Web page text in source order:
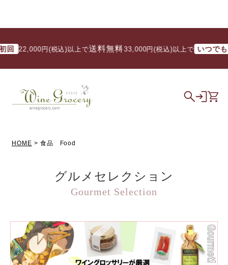
円(税込)以上で送料無料/ 33,000円(税込)以上で いつでも 送料
HOME 食品 Food
グルメセレクション
Gourmet Selection